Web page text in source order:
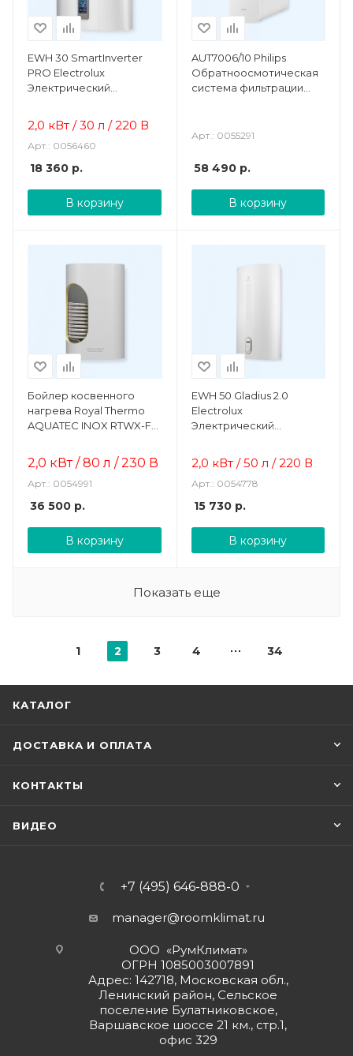
EWH 30 SmartInverter
PRO Electrolux
Электрический
водонагреватель
2,0 кВт / 30 л / 220 В
Арт.: 0056460
18 360 р.
В корзину
AUT7006/10 Philips
Обратноосмотическая
система фильтрации
Арт.: 0055291
58 490р.
В корзину
Бойлер косвенного
нагрева Royal Thermo
AQUATEC INOX RTWX-F
2,0 кВт/80 л / 230 В
Арт.: 0054991
36 500 р.
В корзину
EWH 50 Gladius 2.0
Electrolux
Электрический
водонагреватель
2,0 кВт / 50 л / 220 В
Арт.: 0054778
15 730р.
В корзину
Показать еще
1 2 3 4 34
КАТАЛОГ
ДОСТАВКА И ОПЛАТА
КОНТАКТЫ
ВИДЕО
+7 (495) 646-888-0
manager@roomklimat.ru
ООО «РумКлимат»
ОГРН 1085003007891
Адрес: 142718, Московская обл.,
Ленинский район, Сельское
поселение Булатниковское,
Варшавское шоссе 21 км., стр.1,
офис 329